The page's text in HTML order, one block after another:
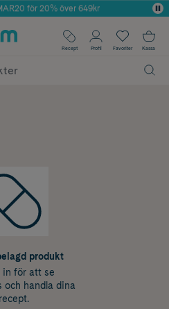
inom Skönhet
för 20% över 649kr
Fri frakt
på alla köp*
Recept Profil Favoriter Kassa
produkt
in för att se
och handla dina
recept.